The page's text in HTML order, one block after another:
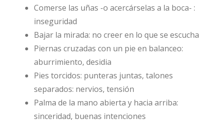
Comerse las uñas -o acercárselas a la boca- :
inseguridad
Bajar la mirada: no creer en lo que se escucha
Piernas cruzadas con un pie en balanceo:
aburrimiento, desidia
Pies torcidos: punteras juntas, talones
separados: nervios, tensión
Palma de la mano abierta y hacia arriba:
sinceridad, buenas intenciones